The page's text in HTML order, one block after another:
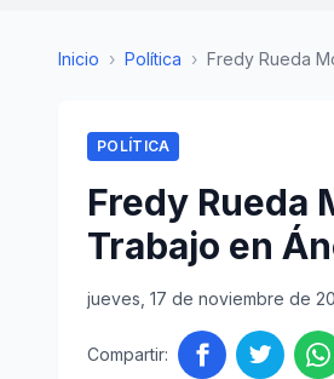
Inicio › Política › Fredy Rueda
POLÍTICA
Fredy Rueda
Trabajo en
jueves, 17 de noviembre de
Compartir: